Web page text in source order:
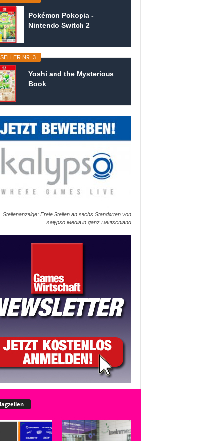
Pokémon Pokopia -
Nintendo Switch 2
NR. 3
Yoshi and the Mysterious
Book
Stellenanzeige: Freie Stellen an sechs Standorten von
Kalypso Media in ganz Deutschland